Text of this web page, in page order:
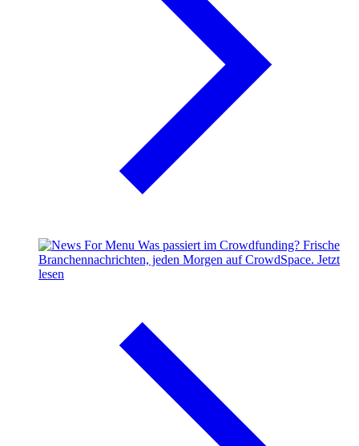
Was passiert im Crowdfunding? Frische
Branchennachrichten, jeden Morgen auf CrowdSpace. Jetzt
lesen